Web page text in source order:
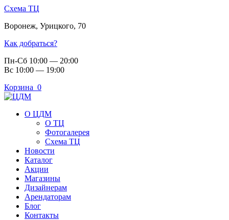
Схема ТЦ
Воронеж, Урицкого, 70
Как добраться?
Пн-Сб 10:00 — 20:00
Вс 10:00 — 19:00
Корзина 0
О ЦДМ
О ТЦ
Фотогалерея
Схема ТЦ
Новости
Каталог
Акции
Магазины
Дизайнерам
Арендаторам
Блог
Контакты